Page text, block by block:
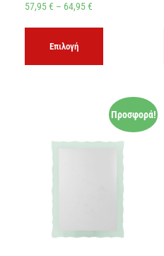
57,95€ – 64,95€
Επιλογή
Προσφορά!